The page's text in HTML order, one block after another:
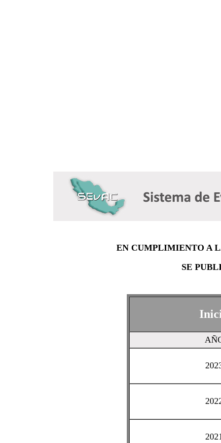
EN CUMPLIMIENTO A
SE